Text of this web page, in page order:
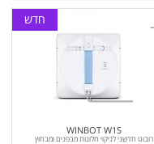
חדש
WINBOT W1S
רובוט חדשני לניקוי חלונות מבפנים ומבחוץ